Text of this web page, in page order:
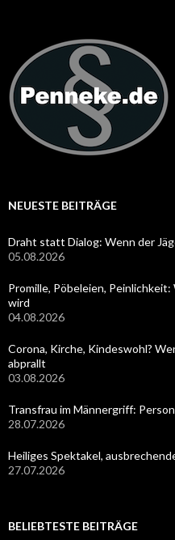
NEUESTE BEITRÄGE
Draht statt Dialog: Wenn der
05.08.2026
Promille, Pöbeleien,
wird
04.08.2026
Corona, Kirche, Kindeswohl?
abprallt
03.08.2026
Transfrau im Männergriff:
28.07.2026
Heiliges Spektakel,
27.07.2026
BELIEBTESTE BEITRÄGE